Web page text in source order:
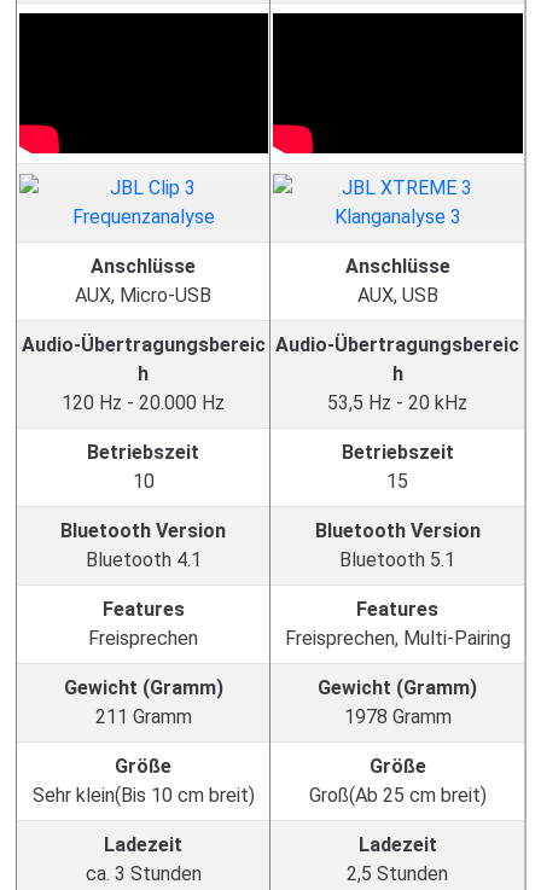
Anschlüsse
AUX, Micro-USB
Anschlüsse
AUX, USB
Audio-Übertragungsbereic
h
120 Hz - 20.000 Hz
Audio-Übertragungsbereic
h
53,5 Hz - 20 kHz
Betriebszeit
10
Betriebszeit
15
Bluetooth Version
Bluetooth 4.1
Bluetooth Version
Bluetooth 5.1
Features
Freisprechen
Features
Freisprechen, Multi-Pairing
Gewicht (Gramm)
211 Gramm
Gewicht (Gramm)
1978 Gramm
Größe
Sehr klein(Bis 10 cm breit)
Größe
Groß(Ab 25 cm breit)
Ladezeit
ca. 3 Stunden
Ladezeit
2,5 Stunden